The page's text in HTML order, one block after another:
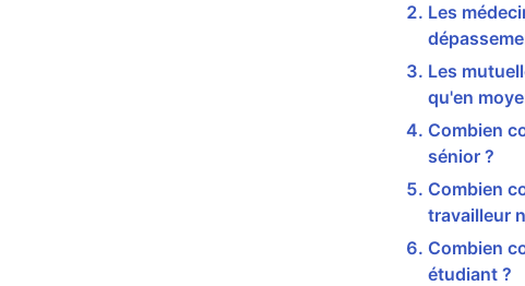
Les
Les
qu'en
Combien
sénior ?
Combien
travailleur
Combien
étudiant ?